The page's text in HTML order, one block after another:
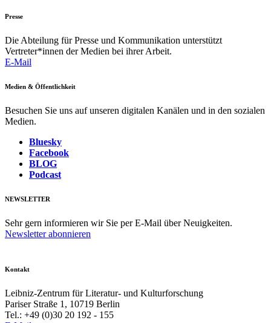
Presse
Die Abteilung für Presse und Kommunikation unterstützt
Vertreter*innen der Medien bei ihrer Arbeit.
E-Mail
Medien & Öffentlichkeit
Besuchen Sie uns auf unseren digitalen Kanälen und in den sozialen
Medien.
Bluesky
Facebook
BLOG
Podcast
NEWSLETTER
Sehr gern informieren wir Sie per E-Mail über Neuigkeiten.
Newsletter abonnieren
Kontakt
Leibniz-Zentrum für Literatur- und Kulturforschung
Pariser Straße 1, 10719 Berlin
Tel.: +49 (0)30 20 192 - 155